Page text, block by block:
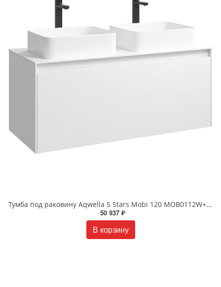
Тумба под раковину Aqwella 5 Stars Mobi 120 MOB0112W+MOB0712W подвесная белый
50 937 ₽
В корзину